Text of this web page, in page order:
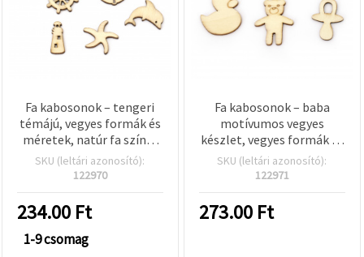
Fa kabosonok – tengeri
témájú, vegyes formák és
méretek, natúr fa színű,
10~24,5 x 9,5~26 x 2,5 mm
– 10 db
SKU (leltári azonosító):
122970
234.00 Ft
1-9 csomag
Fa kabosonok – baba
motívumos vegyes
készlet, vegyes formák és
méretek
24.5~34x12.5~31x2.5 mm,
SKU (leltári azonosító):
122971
273.00 Ft